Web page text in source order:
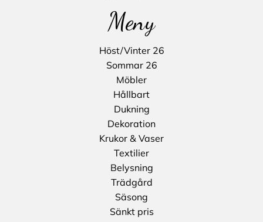
Meny
Höst/Vinter 26
Sommar 26
Möbler
Hållbart
Dukning
Dekoration
Krukor & Vaser
Textilier
Belysning
Trädgård
Säsong
Sänkt pris